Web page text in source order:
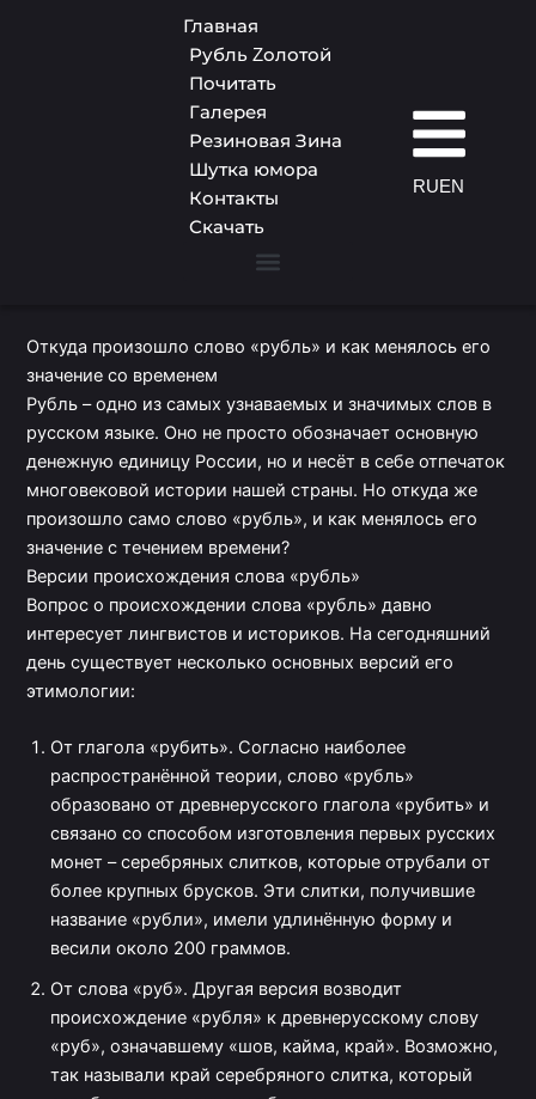
Главная
Рубль Zолотой
Почитать
Галерея
Резиновая Зина
Шутка юмора
Контакты
Скачать
RUEN
Откуда произошло слово
«рубль» и как менялось
его значение со временем
Откуда произошло слово «рубль» и как менялось его
значение со временем
Рубль – одно из самых узнаваемых и значимых слов в
русском языке. Оно не просто обозначает основную
денежную единицу России, но и несёт в себе отпечаток
многовековой истории нашей страны. Но откуда же
произошло само слово «рубль», и как менялось его
значение с течением времени?
Версии происхождения слова «рубль»
Вопрос о происхождении слова «рубль» давно
интересует лингвистов и историков. На сегодняшний
день существует несколько основных версий его
этимологии:
От глагола «рубить». Согласно наиболее
распространённой теории, слово «рубль»
образовано от древнерусского глагола «рубить» и
связано со способом изготовления первых русских
монет – серебряных слитков, которые отрубали от
более крупных брусков. Эти слитки, получившие
название «рубли», имели удлинённую форму и
весили около 200 граммов.
От слова «руб». Другая версия возводит
происхождение «рубля» к древнерусскому слову
«руб», означавшему «шов, кайма, край». Возможно,
так называли край серебряного слитка, который